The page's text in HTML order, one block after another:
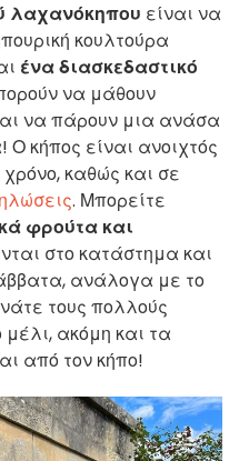
λαχανόκηπου είναι να
κουλτούρα
ένα διασκεδαστικό
να μάθουν
να πάρουν μια ανάσα
κήπος είναι ανοιχτός
καθώς και σε
. Μπορείτε
φρούτα και
στο κατάστημα και
ανάλογα με το
τους πολλούς
ακόμη και τα
από τον κήπο!